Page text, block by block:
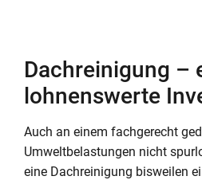
Dachreinigung –
lohnenswerte
Auch an einem fachgerecht
Umweltbelastungen nicht
eine Dachreinigung bisweilen